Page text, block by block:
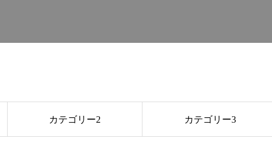
カテゴリー2 カテゴリー3